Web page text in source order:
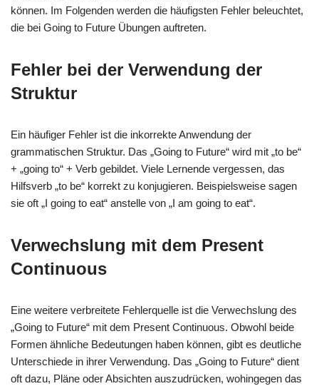
können. Im Folgenden werden die häufigsten Fehler beleuchtet,
die bei Going to Future Übungen auftreten.
Fehler bei der Verwendung der
Struktur
Ein häufiger Fehler ist die inkorrekte Anwendung der
grammatischen Struktur. Das „Going to Future“ wird mit „to be“
+ „going to“ + Verb gebildet. Viele Lernende vergessen, das
Hilfsverb „to be“ korrekt zu konjugieren. Beispielsweise sagen
sie oft „I going to eat“ anstelle von „I am going to eat“.
Verwechslung mit dem Present
Continuous
Eine weitere verbreitete Fehlerquelle ist die Verwechslung des
„Going to Future“ mit dem Present Continuous. Obwohl beide
Formen ähnliche Bedeutungen haben können, gibt es deutliche
Unterschiede in ihrer Verwendung. Das „Going to Future“ dient
oft dazu, Pläne oder Absichten auszudrücken, wohingegen das